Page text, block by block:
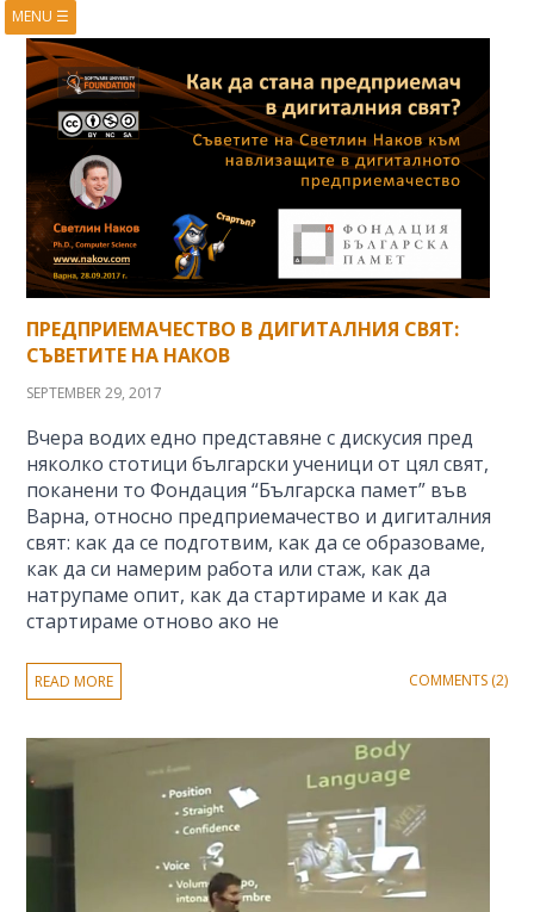
MENU ☰
BOOKS
COURSES
VIDEOS
PRESENTATIONS
RESEARCH
PUBLICATIONS
CONTACTS
RSS FEED
ПРЕДПРИЕМАЧЕСТВО В ДИГИТАЛНИЯ СВЯТ:
СЪВЕТИТЕ НА НАКОВ
SEPTEMBER 29, 2017
Вчера водих едно представяне с дискусия пред
няколко стотици български ученици от цял свят,
поканени то Фондация “Българска памет” във
Варна, относно предприемачество и дигиталния
свят: как да се подготвим, как да се образоваме,
как да си намерим работа или стаж, как да
натрупаме опит, как да стартираме и как да
стартираме отново ако не
READ MORE COMMENTS (2)